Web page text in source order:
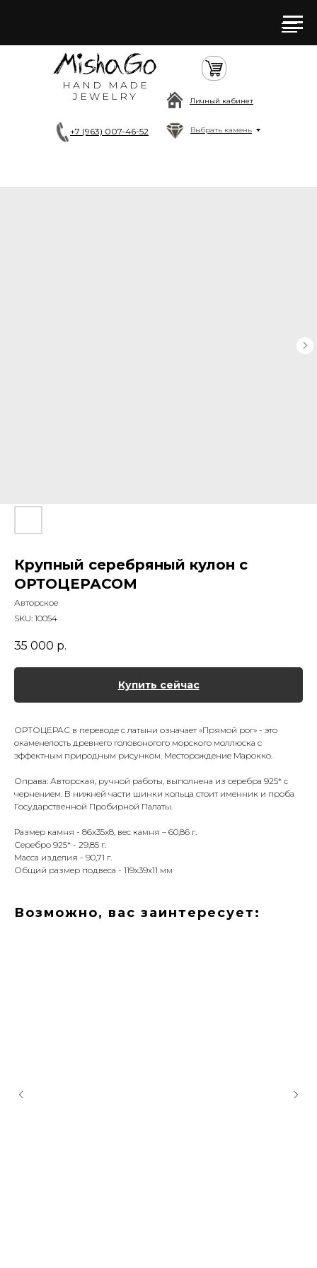
HAND MADE
JEWELRY
+7 (963) 007-46-52 Выбрать камень
Личный кабинет
Крупный серебряный кулон с
ОРТОЦЕРАСОМ
Авторское
SKU: 10054
35 000 р.
Купить сейчас
ОРТОЦЕРАС в переводе с латыни означает «Прямой рог» - это
окаменелость древнего головоногого морского моллюска с
эффектным природным рисунком. Месторождение Марокко.
Оправа: Авторская, ручной работы, выполнена из серебра 925* с
чернением. В нижней части шинки кольца стоит именник и проба
Государственной Пробирной Палаты.
Размер камня - 86х35х8, вес камня – 60,86 г.
Серебро 925* - 29,85 г.
Масса изделия - 90,71 г.
Общий размер подвеса - 119х39х11 мм
Возможно, вас заинтересует: